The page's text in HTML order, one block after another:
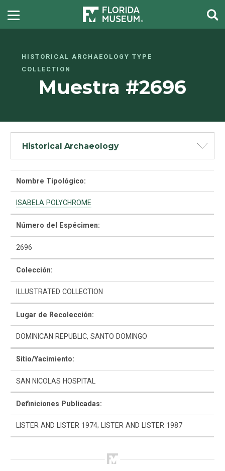
HISTORICAL ARCHAEOLOGY TYPE
COLLECTION
Muestra #2696
Historical Archaeology
Como Utilizar
Lista Tipológica
Navegar y Buscar
Glosario
Nombre Tipológico:
ISABELA POLYCHROME
Número del Espécimen:
2696
Colección:
ILLUSTRATED COLLECTION
Lugar de Recolección:
DOMINICAN REPUBLIC, SANTO DOMINGO
Sitio/Yacimiento:
SAN NICOLAS HOSPITAL
Definiciones Publicadas:
LISTER AND LISTER 1974; LISTER AND LISTER 1987